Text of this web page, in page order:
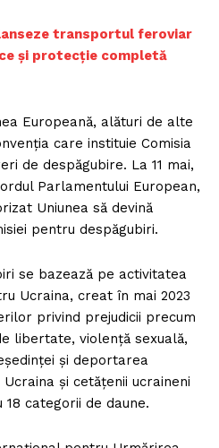
transportul feroviar
și protecție completă
Europeană, alături de alte
care instituie Comisia
de despăgubire. La 11 mai,
Parlamentului European,
Uniunea să devină
pentru despăgubiri.
se bazează pe activitatea
Ucraina, creat în mai 2023
privind prejudicii precum
libertate, violență sexuală,
și deportarea
și cetățenii ucraineni
categorii de daune.